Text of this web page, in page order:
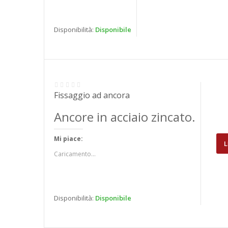
Disponibilità: Disponibile
Fissaggio ad ancora
Ancore in acciaio zincato.
Mi piace:
Caricamento...
Disponibilità: Disponibile